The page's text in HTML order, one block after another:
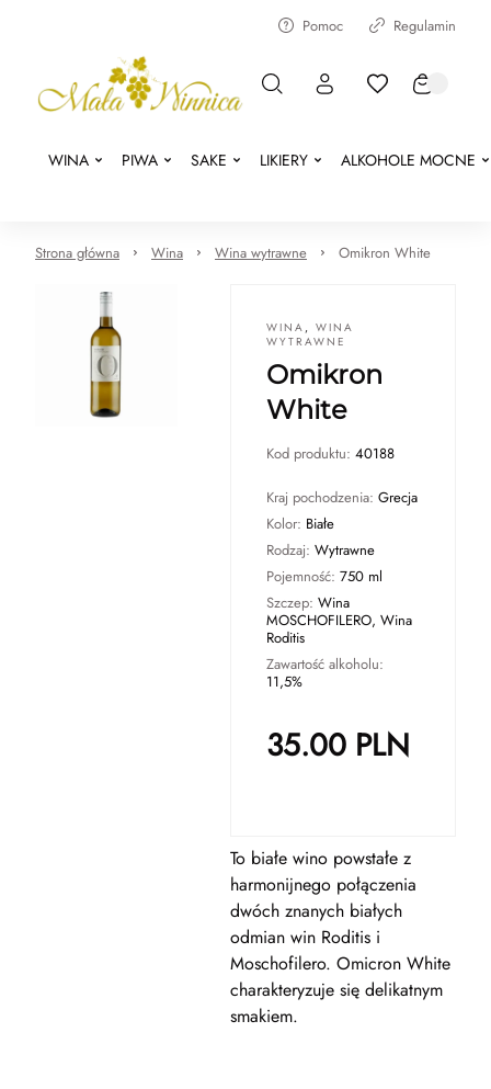
Pomoc Regulamin
WINA PIWA SAKE LIKIERY ALKOHOLE MOCNE
Strona główna Wina Wina wytrawne Omikron White
WINA , WINA
WYTRAWNE
Omikron
White
Kod produktu: 40188
Kraj pochodzenia: Grecja
Kolor: Białe
Rodzaj: Wytrawne
Pojemność: 750 ml
Szczep: Wina
MOSCHOFILERO, Wina
Roditis
Zawartość alkoholu:
11,5%
35.00PLN
To białe wino powstałe z
harmonijnego połączenia
dwóch znanych białych
odmian win Roditis i
Moschofilero. Omicron White
charakteryzuje się delikatnym
smakiem.